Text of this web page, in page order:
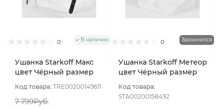
0 В наличии
Ушанка Starkoff Макс
цвет Чёрный размер
Код товара: TRE00200149611
7 799Руб.
0 Закончился
Ушанка Starkoff Метеор
цвет Чёрный размер
Код товара:
STA00200158492